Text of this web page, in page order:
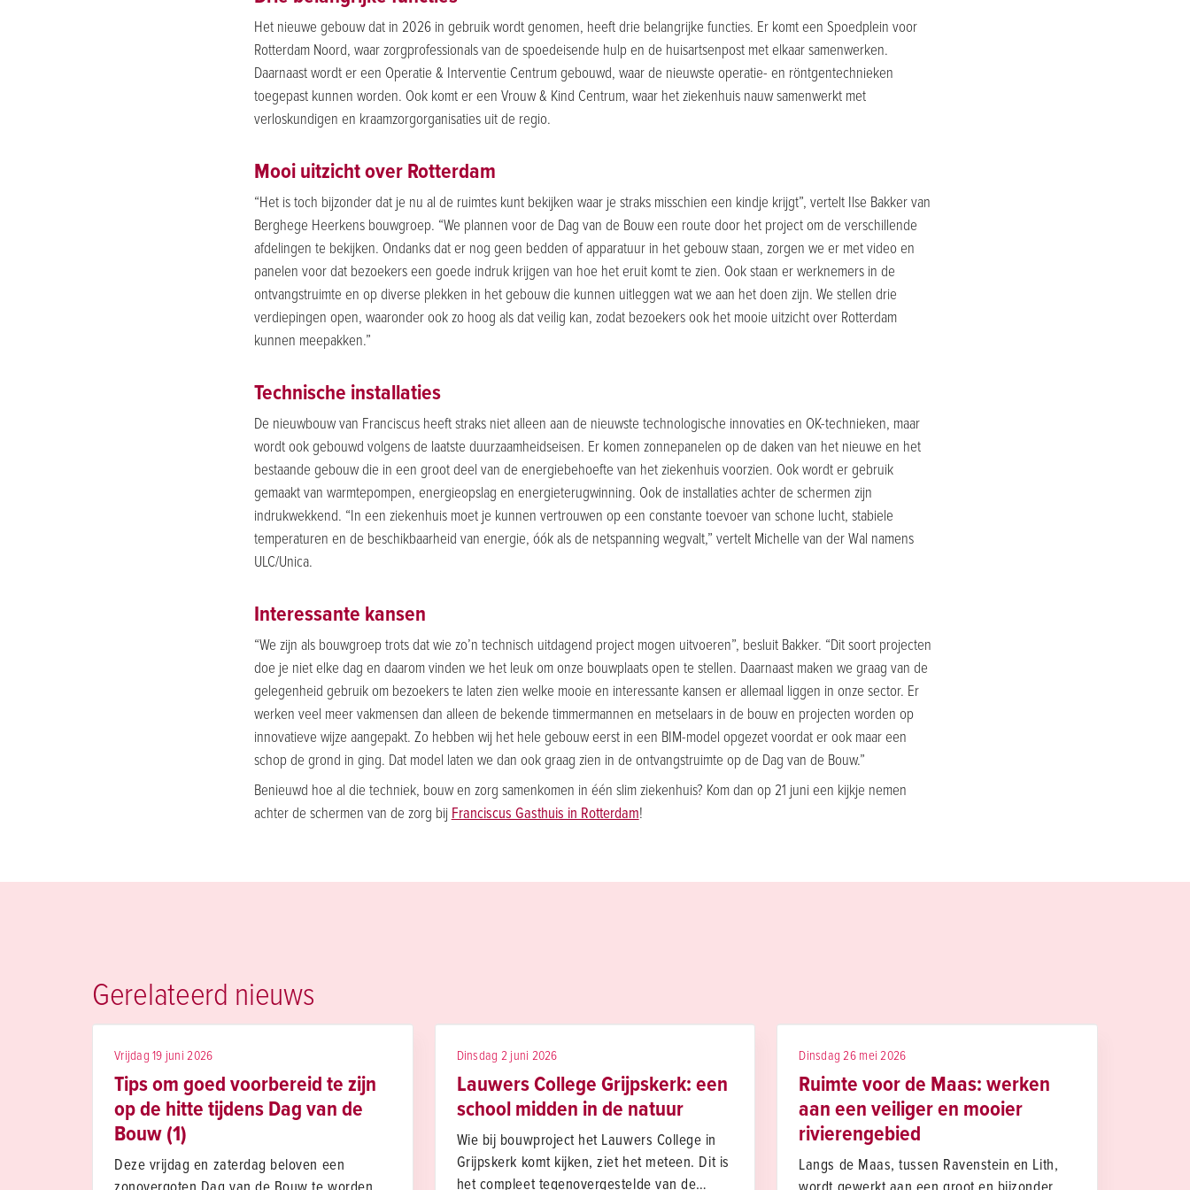
Het nieuwe gebouw dat in 2026 in gebruik wordt genomen, heeft drie belangrijke functies. Er komt een Spoedplein voor
Rotterdam Noord, waar zorgprofessionals van de spoedeisende hulp en de huisartsenpost met elkaar samenwerken.
Daarnaast wordt er een Operatie & Interventie Centrum gebouwd, waar de nieuwste operatie- en röntgentechnieken
toegepast kunnen worden. Ook komt er een Vrouw & Kind Centrum, waar het ziekenhuis nauw samenwerkt met
verloskundigen en kraamzorgorganisaties uit de regio.
Mooi uitzicht over Rotterdam
“Het is toch bijzonder dat je nu al de ruimtes kunt bekijken waar je straks misschien een kindje krijgt”, vertelt Ilse Bakker van
Berghege Heerkens bouwgroep. “We plannen voor de Dag van de Bouw een route door het project om de verschillende
afdelingen te bekijken. Ondanks dat er nog geen bedden of apparatuur in het gebouw staan, zorgen we er met video en
panelen voor dat bezoekers een goede indruk krijgen van hoe het eruit komt te zien. Ook staan er werknemers in de
ontvangstruimte en op diverse plekken in het gebouw die kunnen uitleggen wat we aan het doen zijn. We stellen drie
verdiepingen open, waaronder ook zo hoog als dat veilig kan, zodat bezoekers ook het mooie uitzicht over Rotterdam
kunnen meepakken.”
Technische installaties
De nieuwbouw van Franciscus heeft straks niet alleen aan de nieuwste technologische innovaties en OK-technieken, maar
wordt ook gebouwd volgens de laatste duurzaamheidseisen. Er komen zonnepanelen op de daken van het nieuwe en het
bestaande gebouw die in een groot deel van de energiebehoefte van het ziekenhuis voorzien. Ook wordt er gebruik
gemaakt van warmtepompen, energieopslag en energieterugwinning. Ook de installaties achter de schermen zijn
indrukwekkend. “In een ziekenhuis moet je kunnen vertrouwen op een constante toevoer van schone lucht, stabiele
temperaturen en de beschikbaarheid van energie, óók als de netspanning wegvalt,” vertelt Michelle van der Wal namens
ULC/Unica.
Interessante kansen
“We zijn als bouwgroep trots dat wie zo’n technisch uitdagend project mogen uitvoeren”, besluit Bakker. “Dit soort projecten
doe je niet elke dag en daarom vinden we het leuk om onze bouwplaats open te stellen. Daarnaast maken we graag van de
gelegenheid gebruik om bezoekers te laten zien welke mooie en interessante kansen er allemaal liggen in onze sector. Er
werken veel meer vakmensen dan alleen de bekende timmermannen en metselaars in de bouw en projecten worden op
innovatieve wijze aangepakt. Zo hebben wij het hele gebouw eerst in een BIM-model opgezet voordat er ook maar een
schop de grond in ging. Dat model laten we dan ook graag zien in de ontvangstruimte op de Dag van de Bouw.”
Benieuwd hoe al die techniek, bouw en zorg samenkomen in één slim ziekenhuis? Kom dan op 21 juni een kijkje nemen
achter de schermen van de zorg bij Franciscus Gasthuis in Rotterdam!
Gerelateerd nieuws
Vrijdag 19 juni 2026
Tips om goed voorbereid te zijn
op de hitte tijdens Dag van de
Bouw (1)
Deze vrijdag en zaterdag beloven een
Dinsdag 2 juni 2026
Lauwers College Grijpskerk: een
school midden in de natuur
Wie bij bouwproject het Lauwers College in
Grijpskerk komt kijken, ziet het meteen. Dit is
het compleet tegenovergestelde van de
Dinsdag 26 mei 2026
Ruimte voor de Maas: werken
aan een veiliger en mooier
rivierengebied
Langs de Maas, tussen Ravenstein en Lith,